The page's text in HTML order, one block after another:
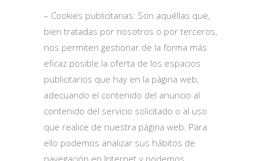
– Cookies publicitarias: Son aquéllas que,
bien tratadas por nosotros o por terceros,
nos permiten gestionar de la forma más
eficaz posible la oferta de los espacios
publicitarios que hay en la página web,
adecuando el contenido del anuncio al
contenido del servicio solicitado o al uso
que realice de nuestra página web. Para
ello podemos analizar sus hábitos de
navegación en Internet y podemos